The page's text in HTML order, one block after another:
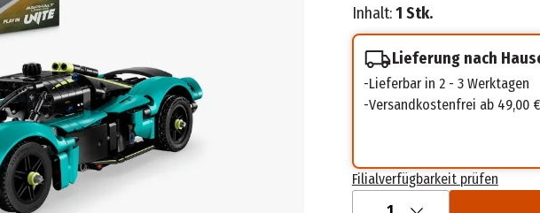
Inhalt:1 Stk.
Lieferung nach
Lieferbar in 2 - 3 Werktagen
Versandkostenfrei ab 49,00 €
Filialverfügbarkeit prüfen